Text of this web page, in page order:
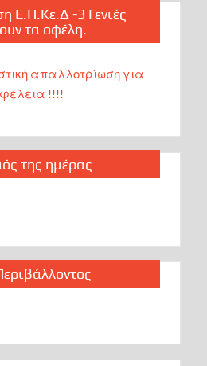
Ε.Π.Κε.Δ -3 Γενιές
τα οφέλη.
απαλλοτρίωση για
!!!!
της ημέρας